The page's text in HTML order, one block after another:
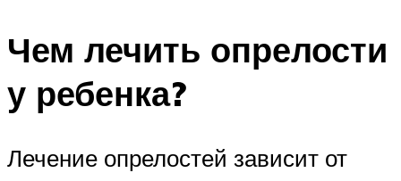
Чем лечить опрелости
у ребенка?
Лечение опрелостей зависит от